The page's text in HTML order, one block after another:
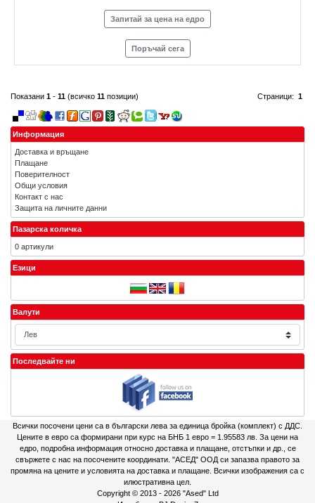
Запитай за цена на едро
Поръчай сега
Страници: 1
Показани 1 - 11 (всичко 11 позиции)
Информация
Доставка и връщане
Плащане
Поверителност
Общи условия
Контакт с нас
Защита на личните данни
Пазарска количка
0 артикули
Езици
Валути
Последвайте ни
Всички посочени цени са в български лева за единица бройка (комплект) с ДДС.
Цените в евро са формирани при курс на БНБ 1 евро = 1.95583 лв. За цени на
едро, подробна информация относно доставка и плащане, отстъпки и др., се
свържете с нас на посочените координати. "АСЕД" ООД си запазва правото за
промяна на цените и условията на доставка и плащане. Всички изображения са с
илюстративна цел.
Copyright © 2013 - 2026 "Ased" Ltd